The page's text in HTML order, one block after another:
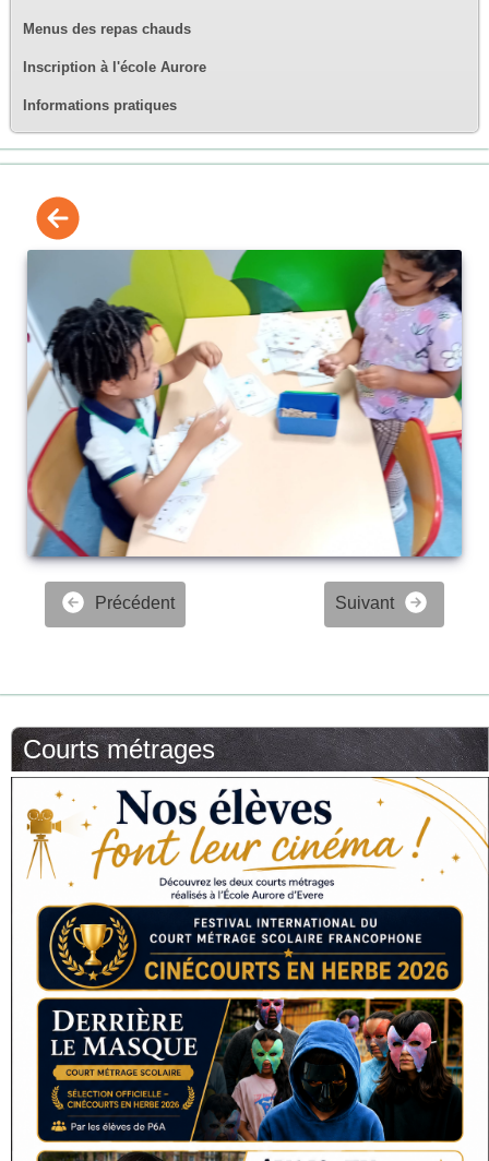
Menus des repas chauds
Inscription à l'école Aurore
Informations pratiques
Précédent Suivant
Courts métrages